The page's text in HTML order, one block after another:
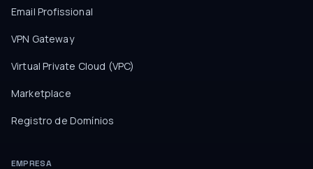
Email Profissional
VPN Gateway
Virtual Private Cloud (VPC)
Marketplace
Registro de Domínios
EMPRESA